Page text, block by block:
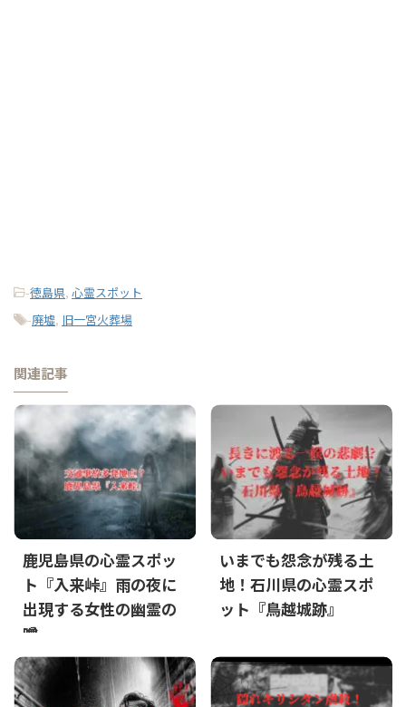
-徳島県, 心霊スポット
-廃墟, 旧一宮火葬場
関連記事
鹿児島県の心霊スポッ
ト『入来峠』雨の夜に
出現する女性の幽霊の
噂
いまでも怨念が残る土
地！石川県の心霊スポ
ット『鳥越城跡』